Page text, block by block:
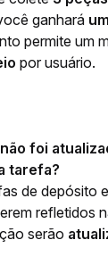
ganhará
permite um
por usuário.
foi
tarefa?
de depósito
refletidos
serão